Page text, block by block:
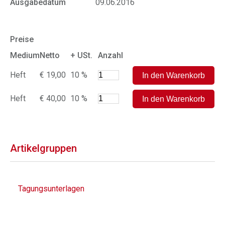
Ausgabedatum
09.06.2016
Preise
MediumNetto + USt. Anzahl
Heft € 19,00 10 %
Heft € 40,00 10 %
Artikelgruppen
Tagungsunterlagen